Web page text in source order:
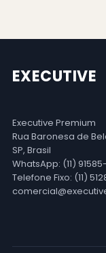
EXECUTIVE
Executive Premium
Rua Baronesa de
SP, Brasil
WhatsApp: (11)
Telefone Fixo: (11)